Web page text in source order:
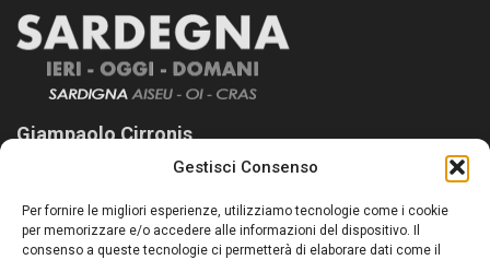
Gestisci Consenso
Per fornire le migliori esperienze, utilizziamo tecnologie come i cookie
per memorizzare e/o accedere alle informazioni del dispositivo. Il
consenso a queste tecnologie ci permetterà di elaborare dati come il
Giampaolo Cirronis
Sardegna Ieri-Oggi-Domani nasce per informare “liberamente” i
lettori su quanto accade in Sardegna, con un occhio rivolto al
nostro passato e, soprattutto, al nostro futuro